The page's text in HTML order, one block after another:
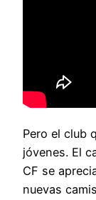
Pero el club
jóvenes. El
CF se
nuevas